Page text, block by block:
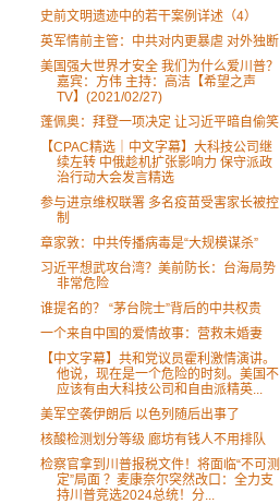
史前文明遗迹中的若干案例详述（4）
英军情前主管：中共对内更暴虐 对外独断
美国强大世界才安全 我们为什么爱川普？
嘉宾：方伟 主持：高洁【希望之声
TV】(2021/02/27)
蓬佩奥：拜登一项决定 让习近平暗自偷笑
【CPAC精选｜中文字幕】大科技公司继
续左转 中俄趁机扩张影响力 保守派政
治行动大会发言精选
参与进京维权联署 多名疫苗受害家长被控
制
章家敦：中共传播病毒是“大规模谋杀”
习近平想武攻台湾？美前防长：台海局势
非常危险
谁提名的？ “茅台院士”背后的中共权贵
一个来自中国的爱情故事：营救未婚妻
【中文字幕】共和党议员霍利激情演讲。
他说，现在是一个危险的时刻。美国不
应该有由大科技公司和自由派精英...
美军空袭伊朗后 以色列随后出事了
核酸检测划分等级 廊坊有钱人不用排队
检察官拿到川普报税文件！将面临“不可测
定”局面 ？麦康奈尔突然改口：全力支
持川普竞选2024总统！分...